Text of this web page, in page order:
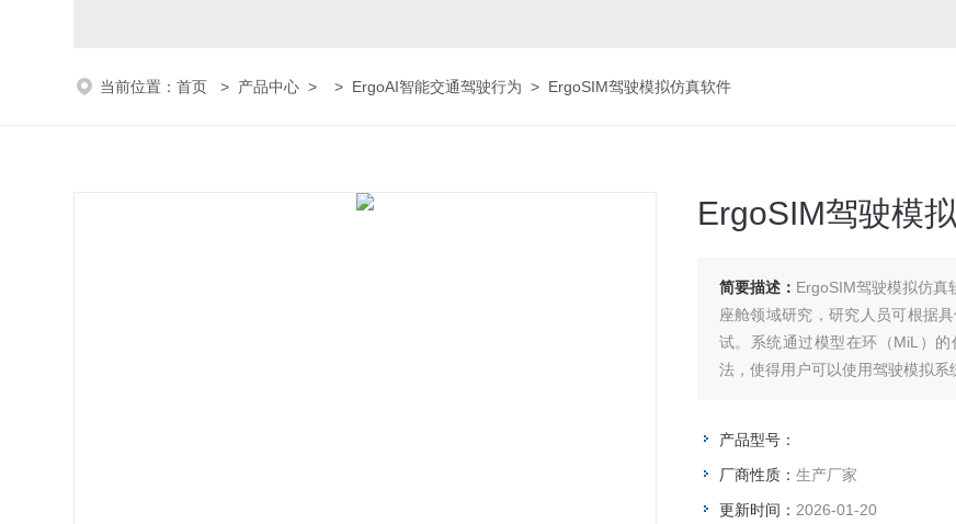
当前位置：首页 > 产品中心 > > ErgoAI智能交通驾驶行为 > ErgoSIM驾驶模拟仿真软件
ErgoSIM驾驶模
简要描述： ErgoSIM驾驶模拟仿真
座舱领域研究，研究人员可根据
试。系统通过模型在环（MiL）
法，使得用户可以使用驾驶模拟系
产品型号：
厂商性质： 生产厂家
更新时间： 2026-01-20